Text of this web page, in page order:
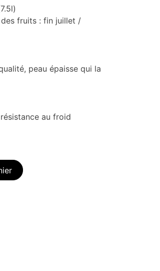
fruits : fin juillet /
peau épaisse qui la
au froid